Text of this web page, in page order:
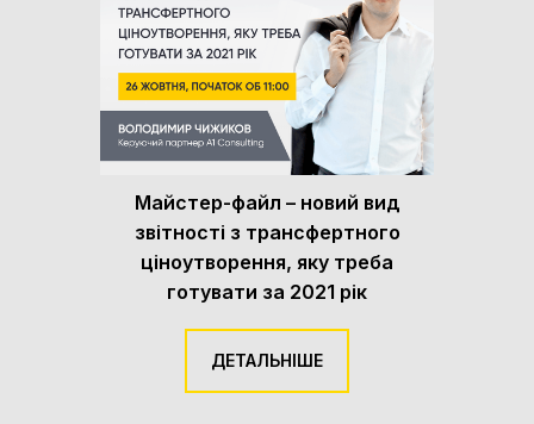
Майстер-файл – новий вид
звітності з трансфертного
ціноутворення, яку треба
готувати за 2021 рік
ДЕТАЛЬНІШЕ